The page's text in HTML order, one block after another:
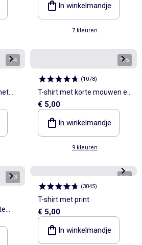
In winkelmandje
7 kleuren
1/4 1/5
(1078)
T-shirt met korte mouwen en
V-hals
€ 5,00
In winkelmandje
9 kleuren
1/3 1/5
(3045)
T-shirt met print
€ 5,00
In winkelmandje